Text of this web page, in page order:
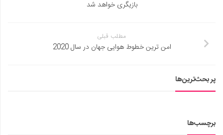
بازیگری خواهد شد
مطلب قبلی
امن ترین خطوط هوایی جهان در سال 2020
پر بحث‌ترین‌ها
برچسب‌ها